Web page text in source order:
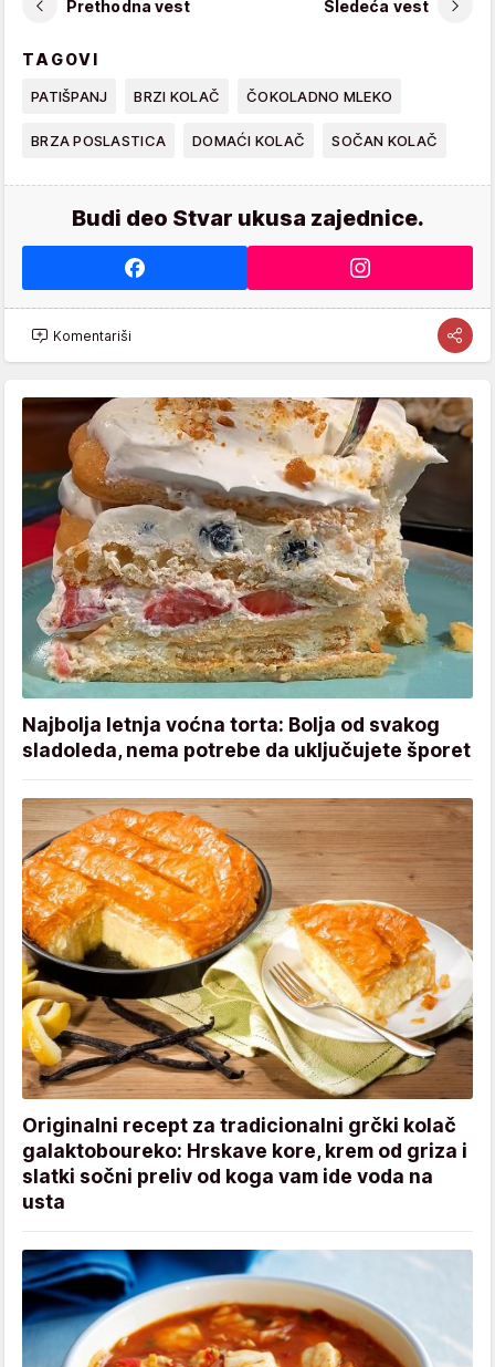
Prethodna vest Sledeća vest
TAGOVI
PATIŠPANJ BRZI KOLAČ ČOKOLADNO MLEKO
BRZA POSLASTICA DOMAĆI KOLAČ SOČAN KOLAČ
Budi deo Stvar ukusa zajednice.
Komentariši
Najbolja letnja voćna torta: Bolja od svakog
sladoleda, nema potrebe da uključujete šporet
Originalni recept za tradicionalni grčki kolač
galaktoboureko: Hrskave kore, krem od griza i
slatki sočni preliv od koga vam ide voda na
usta